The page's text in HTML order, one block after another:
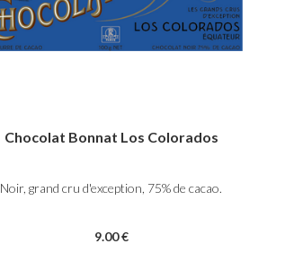
Chocolat Bonnat Los Colorados
Noir, grand cru d'exception, 75% de cacao.
9.00€